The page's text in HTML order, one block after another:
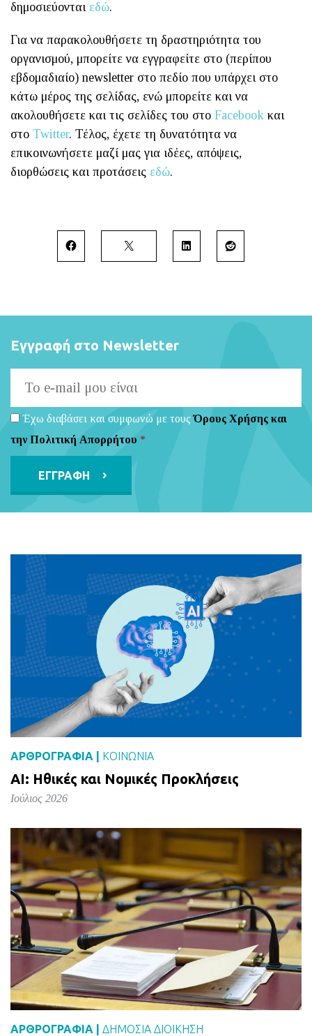
δημοσιεύονται εδώ.
Για να παρακολουθήσετε τη δραστηριότητα του
οργανισμού, μπορείτε να εγγραφείτε στο (περίπου
εβδομαδιαίο) newsletter στο πεδίο που υπάρχει στο
κάτω μέρος της σελίδας, ενώ μπορείτε και να
ακολουθήσετε και τις σελίδες του στο Facebook και
στο Twitter. Τέλος, έχετε τη δυνατότητα να
επικοινωνήσετε μαζί μας για ιδέες, απόψεις,
διορθώσεις και προτάσεις εδώ.
Εγγραφή στο Newsletter
Έχω διαβάσει και συμφωνώ με τουςΌρους Χρήσης και
την Πολιτική Απορρήτου *
ΑΡΘΡΟΓΡΑΦΙΑ | ΚΟΙΝΩΝΙΑ
AI: Ηθικές και Νομικές Προκλήσεις
Ιούλιος 2026
ΑΡΘΡΟΓΡΑΦΙΑ | ΔΗΜΌΣΙΑ ΔΙΟΊΚΗΣΗ